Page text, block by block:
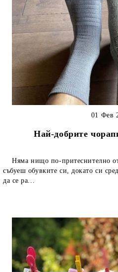
Най-добрите
01 Фев
Няма нищо по-притеснително
събуеш обувките си, докато си
да се ра...